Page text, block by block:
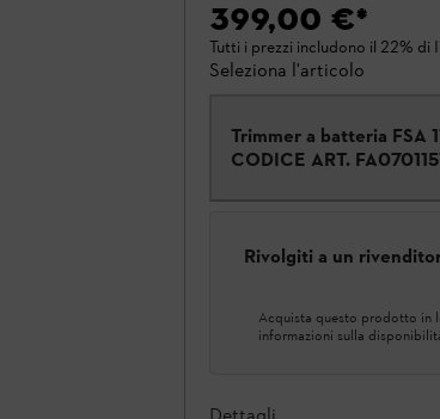
399,00 €*
Tutti i prezzi includono il 22% di
Seleziona l'articolo
Trimmer a batteria FSA
CODICE ART.
Rivolgiti a un
Acquista questo prodotto in
informazioni sulla
Dettagli